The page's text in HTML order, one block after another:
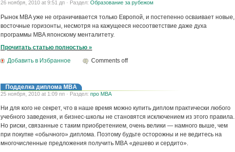
26 ноября, 2010 at 9:51 дп · Раздел: Образование за рубежом
Рынок MBA уже не ограничивается только Европой, и постепенно осваивает новые,
восточные горизонты, несмотря на кажущееся несоответствие даже духа
программы MBA японскому менталитету.
Прочитать статью полностью »
Добавить в Избранное
Comments off
Подделка диплома MBA
25 ноября, 2010 at 1:09 пп · Раздел: про MBA
Ни для кого не секрет, что в наше время можно купить диплом практически любого
учебного заведения, и бизнес-школы не становятся исключением из этого правила.
Но риски, связанные с таким приобретением, очень велики — намного выше, чем
при покупке «обычного» диплома. Поэтому будьте осторожны и не ведитесь на
многочисленные предложения получить МВА «дешево и сердито».